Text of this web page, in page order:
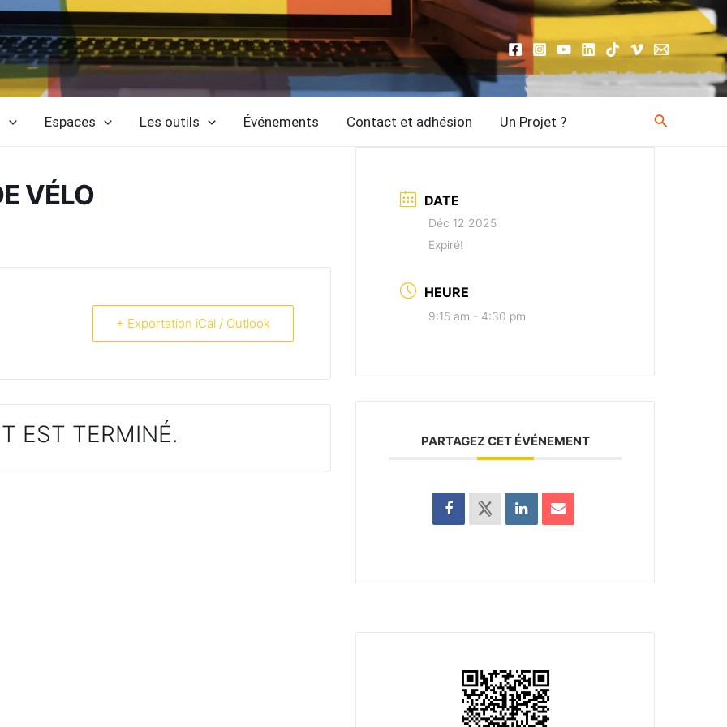
Espaces Les outils Événements Contact et adhésion Un Projet ?
VÉLO
+ Exportation iCal / Outlook
EST TERMINÉ.
DATE
Déc 12 2025
Expiré!
HEURE
9:15 am - 4:30 pm
PARTAGEZ CET ÉVÉNEMENT